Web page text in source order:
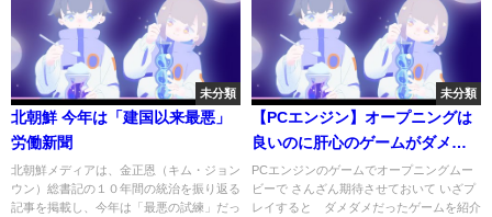
未分類
北朝鮮 今年は「建国以来最悪」
労働新聞
北朝鮮メディアは、金正恩（キム・ジョン
ウン）総書記の１０年間の統治を振り返る
記事を掲載し、今年は「最悪の試練」だっ
未分類
【PCエンジン】オープニングは
良いのに肝心のゲームがダメな
オープニング詐欺ゲーム ４選
PCエンジンのゲームでオープニングムー
ビーで さんざん期待させておいて いざプ
レイすると ダメダメだったゲームを紹介